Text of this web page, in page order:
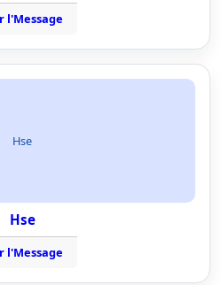
l'Message
Hse
Hse
l'Message